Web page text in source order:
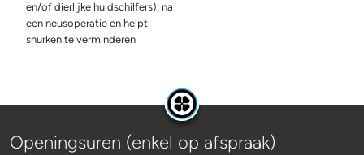
en/of dierlijke huidschilfers); na
een neusoperatie en helpt
snurken te verminderen
Openingsuren (enkel op afspraak)